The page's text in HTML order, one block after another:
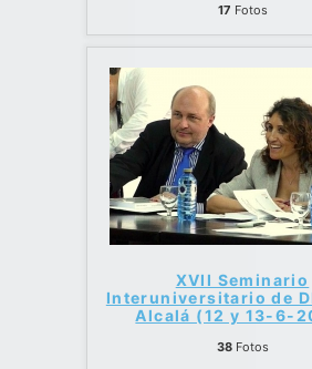
17 Fotos
XVII Seminario
Interuniversitario de
Alcalá (12 y 13-6-
38Fotos